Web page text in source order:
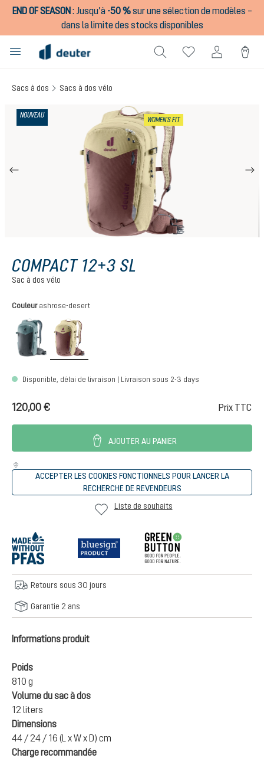
principal
END OF SEASON: Jusqu’à -50 %sur une sélection de modèles –
dans la limite des stocks disponibles
Sacs à dos Sacs à dos vélo
NOUVEAU
WOMEN'S FIT
COMPACT 12+3 SL
Sac à dos vélo
Sélectionnez
Couleur ashrose-desert
graphite-shale
Disponible, délai de livraison | Livraison sous 2-3 days
120,00 € Prix TTC
AJOUTER AU PANIER
ACCEPTER LES COOKIES FONCTIONNELS POUR LANCER LA
RECHERCHE DE REVENDEURS
Liste de souhaits
Retours sous 30 jours
Garantie 2 ans
Informations produit
Poids
810 g
Volume du sac à dos
12 liters
Dimensions
44 / 24 / 16 (L x W x D) cm
Charge recommandée